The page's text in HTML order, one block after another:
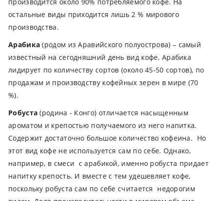
остальные виды приходится лишь 2 % мирового
производства.
Арабика(родом из Аравийского полуострова) – самый
известный на сегодняшний день вид кофе. Арабика
лидирует по количеству сортов (около 45-50 сортов), по
продажам и производству кофейных зерен в мире (70
%).
Робуста (родина - Конго) отличается насыщенным
ароматом и крепостью получаемого из него напитка.
Содержит достаточно большое количество кофеина. Но
этот вид кофе не используется сам по себе. Однако,
например, в смеси с арабикой, именно робуста придает
напитку крепость. И вместе с тем удешевляет кофе,
поскольку робуста сам по себе считается недорогим